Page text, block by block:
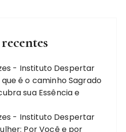
- Instituto Despertar
que é o caminho Sagrado
sua Essência e
- Instituto Despertar
Por Você e por